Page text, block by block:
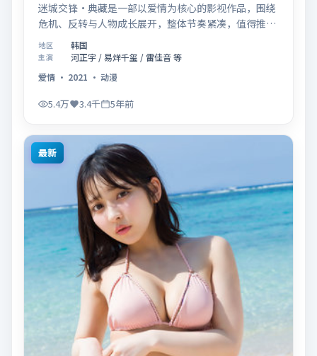
迷城交锋·典藏是一部以爱情为核心的影视作品，围绕
危机、反转与人物成长展开，整体节奏紧凑，值得推荐
观看。
地区 韩国
主演
河正宇 / 易烊千玺 / 雷佳音 等
爱情 · 2021 · 动漫
5.4万 3.4千 5年前
最新